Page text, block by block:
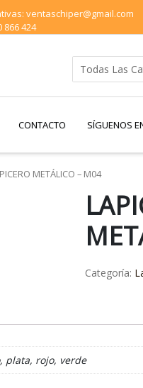
ventaschiper@gmail.com
866 424
CONTACTO SÍGUENOS
METÁLICO – M04
Categoría:
plata, rojo, verde